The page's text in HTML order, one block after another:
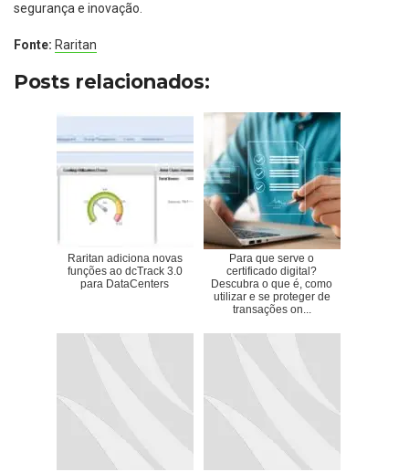
segurança e inovação.
Fonte: Raritan
Posts relacionados:
Raritan adiciona novas
funções ao dcTrack 3.0
para DataCenters
Para que serve o
certificado digital?
Descubra o que é, como
utilizar e se proteger de
transações on...